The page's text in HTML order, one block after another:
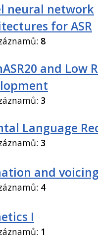
neural network
for ASR
8
and Low
3
Language
3
and
4
I
1